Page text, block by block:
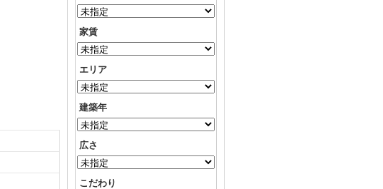
家賃
エリア
建築年
広さ
こだわり